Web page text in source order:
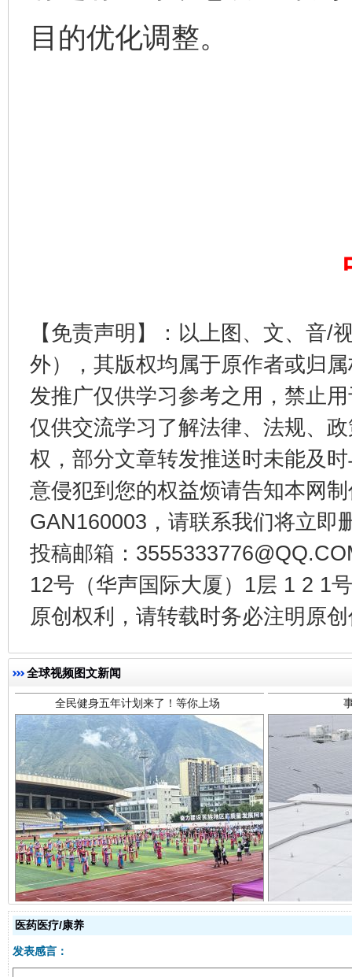
目的优化调整。
【免责声明】：以上图、文、音/
外），其版权均属于原作者或归
发推广仅供学习参考之用，禁止
仅供交流学习了解法律、法规、
权，部分文章转发推送时未能及
意侵犯到您的权益烦请告知本网
GAN160003，请联系我们将立即
投稿邮箱：
12号（华声国际大厦）1层 1 2 1
原创权利，请转载时务必注明原
全球视频图文新闻
受贿1.44亿！段成刚被判无期 从幼
全民健身五年计划来了！等你上场
阿坝州三大球赛在茂县开幕 规模
医药医疗/康养
发表感言：